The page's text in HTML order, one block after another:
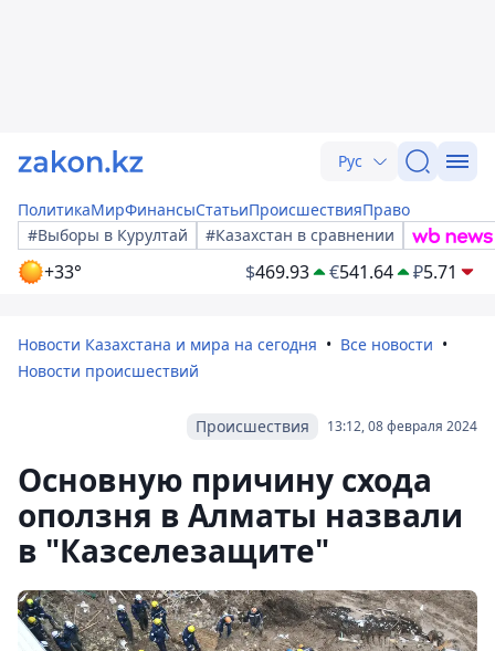
Рус
ПолитикаМирФинансыСтатьиПроисшествияПраво
#Выборы в Курултай
#Казахстан в сравнении
+33° $469.93 €541.64 ₽5.71
Новости Казахстана и мира на сегодня
Все новости
Новости происшествий
13:12, 08 февраля 2024
Происшествия
Основную причину схода
оползня в Алматы назвали
в "Казселезащите"